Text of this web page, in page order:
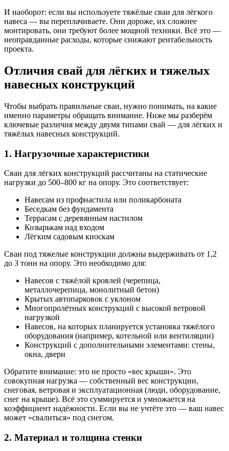
И наоборот: если вы используете тяжёлые сваи для лёгкого
навеса — вы переплачиваете. Они дороже, их сложнее
монтировать, они требуют более мощной техники. Всё это —
неоправданные расходы, которые снижают рентабельность
проекта.
Отличия свай для лёгких и тяжелых
навесных конструкций
Чтобы выбрать правильные сваи, нужно понимать, на какие
именно параметры обращать внимание. Ниже мы разберём
ключевые различия между двумя типами свай — для лёгких и
тяжёлых навесных конструкций.
1. Нагрузочные характеристики
Сваи для лёгких конструкций рассчитаны на статические
нагрузки до 500–800 кг на опору. Это соответствует:
Навесам из профнастила или поликарбоната
Беседкам без фундамента
Террасам с деревянным настилом
Козырькам над входом
Лёгким садовым киоскам
Сваи под тяжелые конструкции должны выдерживать от 1,2
до 3 тонн на опору. Это необходимо для:
Навесов с тяжёлой кровлей (черепица,
металлочерепица, монолитный бетон)
Крытых автопарковок с уклоном
Многопролётных конструкций с высокой ветровой
нагрузкой
Навесов, на которых планируется установка тяжёлого
оборудования (например, котельной или вентиляции)
Конструкций с дополнительными элементами: стены,
окна, двери
Обратите внимание: это не просто «вес крыши». Это
совокупная нагрузка — собственный вес конструкции,
снеговая, ветровая и эксплуатационная (люди, оборудование,
снег на крыше). Всё это суммируется и умножается на
коэффициент надёжности. Если вы не учтёте это — ваш навес
может «свалиться» под снегом.
2. Материал и толщина стенки